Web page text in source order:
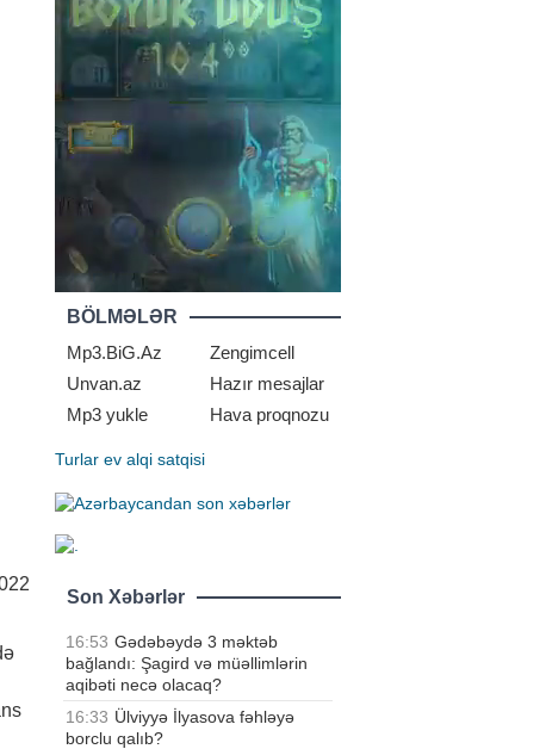
BÖLMƏLƏR
Mp3.BiG.Az
Zengimcell
Unvan.az
Hazır mesajlar
Mp3 yukle
Hava proqnozu
Turlar ev alqi satqisi
Son Xəbərlər
16:53 Gədəbəydə 3 məktəb
bağlandı: Şagird və müəllimlərin
aqibəti necə olacaq?
16:33 Ülviyyə İlyasova fəhləyə
borclu qalıb?